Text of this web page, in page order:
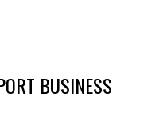
BUSINESS